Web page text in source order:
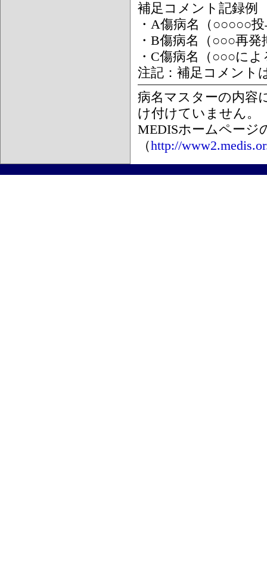
補足コメント記録例
・A傷病名（○○○○○
・B傷病名（○○○再
・C傷病名（○○○に
注記：補足コメント
病名マスターの内容
け付けていません。
MEDISホームページ
（http://